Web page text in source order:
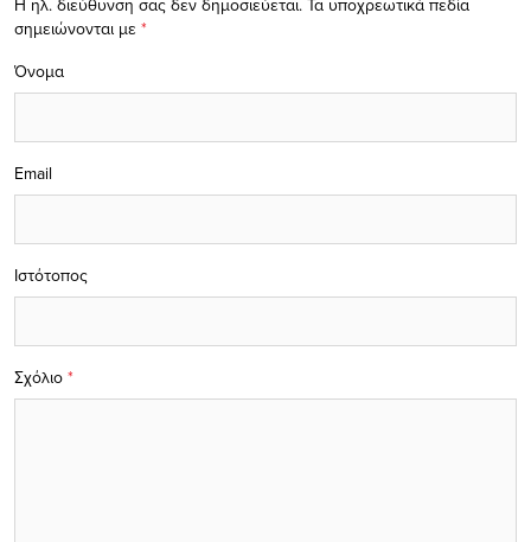
Η ηλ. διεύθυνση σας δεν δημοσιεύεται. Τα υποχρεωτικά πεδία
σημειώνονται με *
Σχόλιο *
Όνομα
Email
Ιστότοπος